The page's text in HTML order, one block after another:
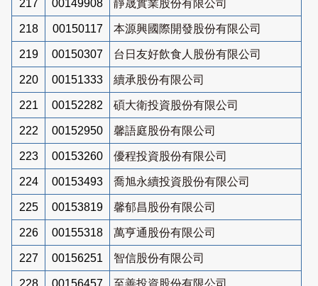
217 00149908 靜晟實業股份有限公司
218 00150117 本源興國際開發股份有限公司
219 00150307 台日友好飲食人股份有限公司
220 00151333 續承股份有限公司
221 00152282 碩大衛投資股份有限公司
222 00152950 馨語庭股份有限公司
223 00153260 優程投資股份有限公司
224 00153493 喬旭永續投資股份有限公司
225 00153819 馨郁昌股份有限公司
226 00155318 萬亨通股份有限公司
227 00156251 智信股份有限公司
228 00156457 至善投資股份有限公司